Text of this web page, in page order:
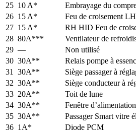
25 10 A*
Embrayage du
26 15 A*
Feu de croisement
27 15 A*
RH HID Feu de
28 80A***
Ventilateur de
29 —
Non utilisé
30 30A**
Relais pompe à
31
30A**
Siège passager à
32 30A**
Siège conducteur à
33 20A**
Toit de lune
34 30A**
Fenêtre
35 30A**
Passager Smart vitre
36 1A*
Diode PCM